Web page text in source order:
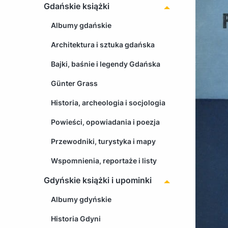
Gdańskie książki
Albumy gdańskie
Architektura i sztuka gdańska
Bajki, baśnie i legendy Gdańska
Günter Grass
Historia, archeologia i socjologia
Powieści, opowiadania i poezja
Przewodniki, turystyka i mapy
Wspomnienia, reportaże i listy
Gdyńskie książki i upominki
Albumy gdyńskie
Historia Gdyni